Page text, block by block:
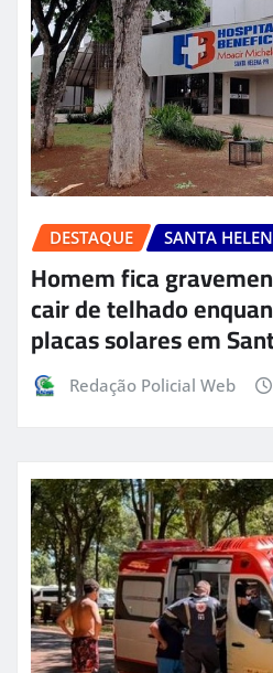
DESTAQUE SANTA
Homem fica
cair de telhado
placas solares em
Redação Policial Web